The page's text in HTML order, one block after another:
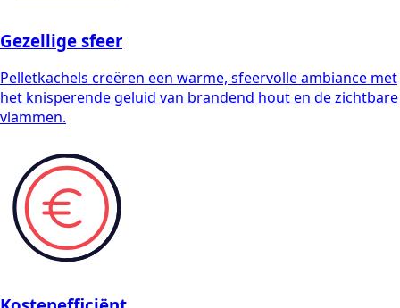
Gezellige sfeer
Pelletkachels creëren een warme, sfeervolle ambiance met
het knisperende geluid van brandend hout en de zichtbare
vlammen.